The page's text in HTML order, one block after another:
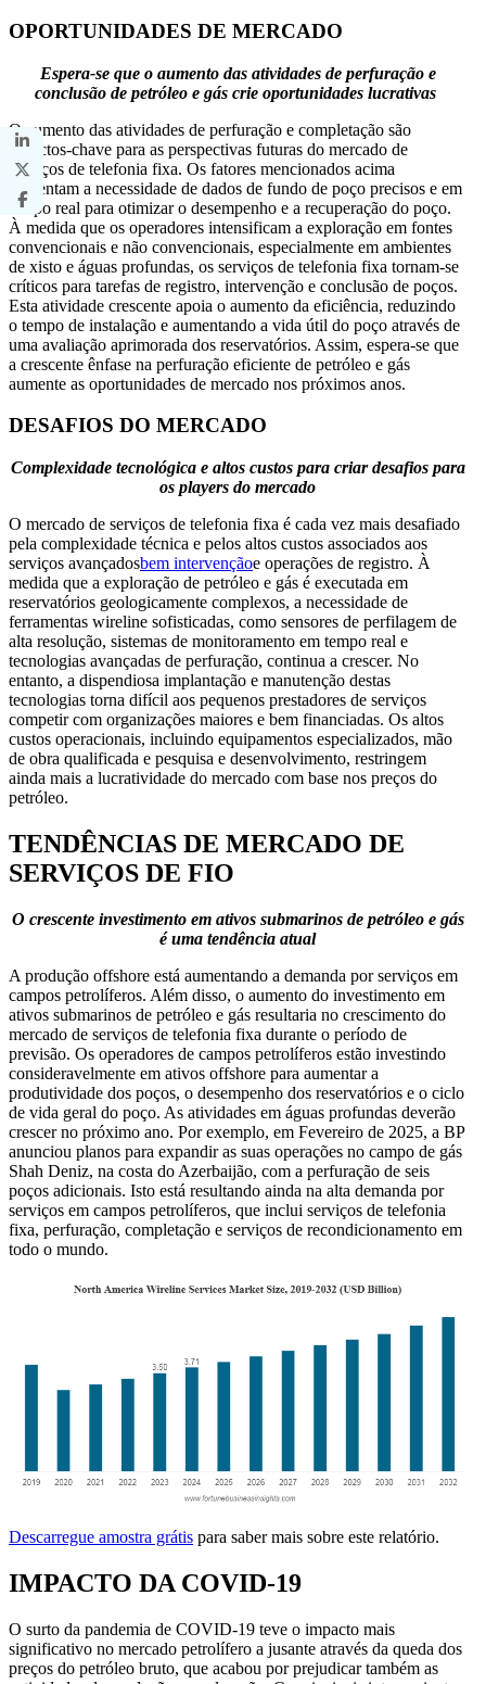
OPORTUNIDADES DE MERCADO
Espera-se que o aumento das atividades de perfuração e
conclusão de petróleo e gás crie oportunidades lucrativas
O aumento das atividades de perfuração e completação são
aspectos-chave para as perspectivas futuras do mercado de
serviços de telefonia fixa. Os fatores mencionados acima
aumentam a necessidade de dados de fundo de poço precisos e em
tempo real para otimizar o desempenho e a recuperação do poço.
À medida que os operadores intensificam a exploração em fontes
convencionais e não convencionais, especialmente em ambientes
de xisto e águas profundas, os serviços de telefonia fixa tornam-se
críticos para tarefas de registro, intervenção e conclusão de poços.
Esta atividade crescente apoia o aumento da eficiência, reduzindo
o tempo de instalação e aumentando a vida útil do poço através de
uma avaliação aprimorada dos reservatórios. Assim, espera-se que
a crescente ênfase na perfuração eficiente de petróleo e gás
aumente as oportunidades de mercado nos próximos anos.
DESAFIOS DO MERCADO
Complexidade tecnológica e altos custos para criar desafios para
os players do mercado
O mercado de serviços de telefonia fixa é cada vez mais desafiado
pela complexidade técnica e pelos altos custos associados aos
serviços avançadosbem intervençãoe operações de registro. À
medida que a exploração de petróleo e gás é executada em
reservatórios geologicamente complexos, a necessidade de
ferramentas wireline sofisticadas, como sensores de perfilagem de
alta resolução, sistemas de monitoramento em tempo real e
tecnologias avançadas de perfuração, continua a crescer. No
entanto, a dispendiosa implantação e manutenção destas
tecnologias torna difícil aos pequenos prestadores de serviços
competir com organizações maiores e bem financiadas. Os altos
custos operacionais, incluindo equipamentos especializados, mão
de obra qualificada e pesquisa e desenvolvimento, restringem
ainda mais a lucratividade do mercado com base nos preços do
petróleo.
TENDÊNCIAS DE MERCADO DE
SERVIÇOS DE FIO
O crescente investimento em ativos submarinos de petróleo e gás
é uma tendência atual
A produção offshore está aumentando a demanda por serviços em
campos petrolíferos. Além disso, o aumento do investimento em
ativos submarinos de petróleo e gás resultaria no crescimento do
mercado de serviços de telefonia fixa durante o período de
previsão. Os operadores de campos petrolíferos estão investindo
consideravelmente em ativos offshore para aumentar a
produtividade dos poços, o desempenho dos reservatórios e o ciclo
de vida geral do poço. As atividades em águas profundas deverão
crescer no próximo ano. Por exemplo, em Fevereiro de 2025, a BP
anunciou planos para expandir as suas operações no campo de gás
Shah Deniz, na costa do Azerbaijão, com a perfuração de seis
poços adicionais. Isto está resultando ainda na alta demanda por
serviços em campos petrolíferos, que inclui serviços de telefonia
fixa, perfuração, completação e serviços de recondicionamento em
todo o mundo.
Descarregue amostra grátis para saber mais sobre este relatório.
IMPACTO DA COVID-19
O surto da pandemia de COVID-19 teve o impacto mais
significativo no mercado petrolífero a jusante através da queda dos
preços do petróleo bruto, que acabou por prejudicar também as